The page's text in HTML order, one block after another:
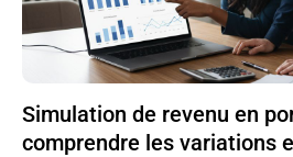
Simulation de revenu en
comprendre les variations